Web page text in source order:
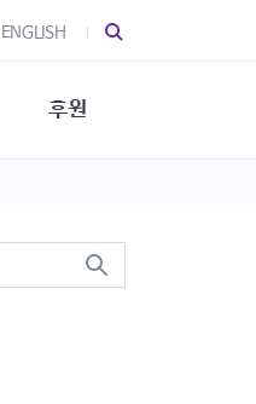
ENGLISH
후원